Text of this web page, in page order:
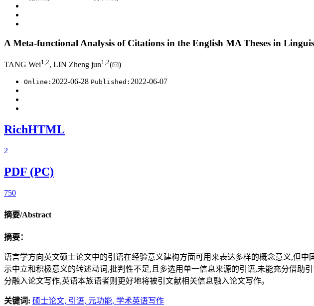
A Meta-functional Analysis of Citations in the English MA Theses in
TANG Wei1 2, LIN Zheng jun1 2( )
Online: 2022-06-28 Published: 2022-06-07
RichHTML
2
PDF (PC)
750
摘要/Abstract
摘要：
语言学方向英文硕士论文中的引语在经验意义建构方面可用来表达多样的概念意义,但
示中立和积极意义的转述动词,批判性不足,且多选用单一信息来源的引语,未能充分借
分融入论文写作,英语本族语者则更好地将被引文献相关信息融入论文写作。
关键词: 硕士论文, 引语, 元功能, 学术英语写作